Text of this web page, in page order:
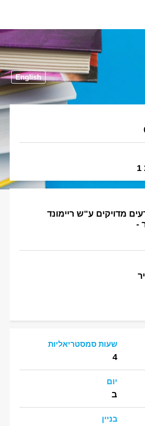
English
מדויקים ע"ש ריימונד
-
שעות סמסטריאליות
4
יום
ב
בניין